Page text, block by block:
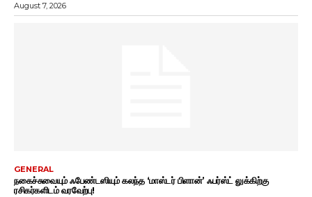
August 7, 2026
GENERAL
நகைச்சுவையும் ஃபேண்டஸியும் கலந்த ‘மாஸ்டர் பிளான்’ ஃபர்ஸ்ட் லுக்கிற்கு
ரசிகர்களிடம் வரவேற்பு!